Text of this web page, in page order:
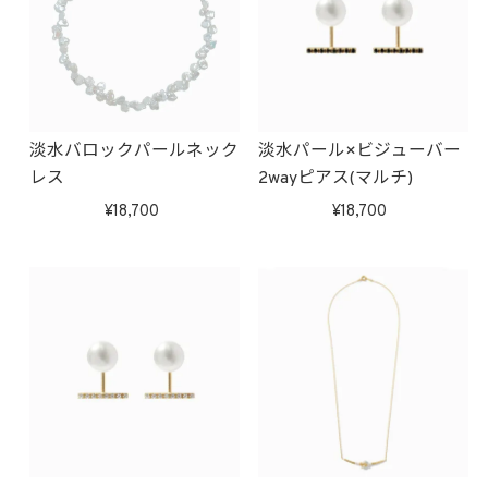
淡水バロックパールネック
レス
18,700
淡水パール×ビジューバー
2wayピアス(マルチ)
18,700